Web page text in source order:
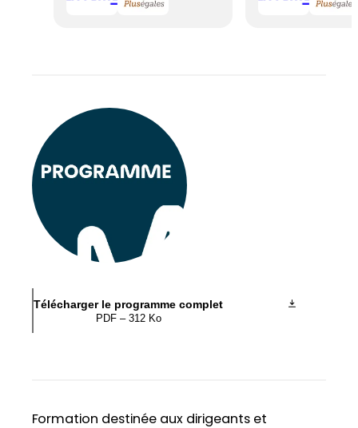
Télécharger le programme complet
PDF – 312 Ko
Formation destinée aux dirigeants et